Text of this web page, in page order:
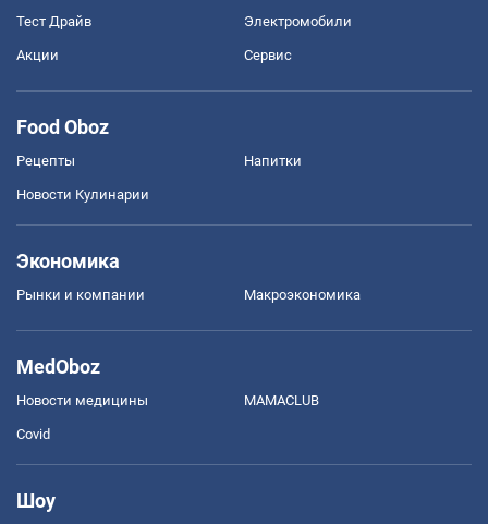
Тест Драйв Электромобили
Акции Сервис
Food Oboz
Рецепты Напитки
Новости Кулинарии
Экономика
Рынки и компании Mакроэкономика
MedOboz
Новости медицины MAMACLUB
Covid
Шоу